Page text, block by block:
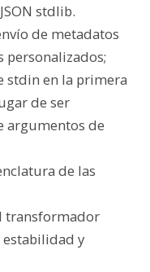
stdlib.
de metadatos
personalizados;
stdin en la primera
de ser
argumentos de
de las
transformador
estabilidad y